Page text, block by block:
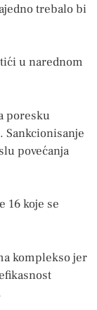
trebalo bi
u narednom
poresku
povećanja
16 koje se
komplekso jer